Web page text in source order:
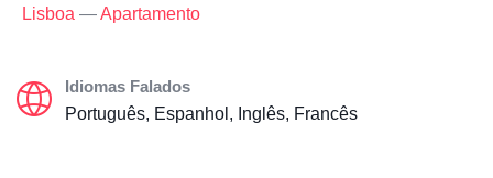
Lisboa —Apartamento
Idiomas Falados
Português, Espanhol, Inglês, Francês